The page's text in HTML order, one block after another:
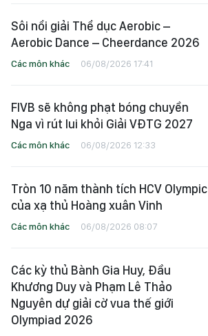
Sôi nổi giải Thể dục Aerobic –
Aerobic Dance – Cheerdance 2026
Các môn khác 06/08/2026 17:41
FIVB sẽ không phạt bóng chuyền
Nga vì rút lui khỏi Giải VĐTG 2027
Các môn khác 06/08/2026 12:33
Tròn 10 năm thành tích HCV Olympic
của xạ thủ Hoàng xuân Vinh
Các môn khác 06/08/2026 08:07
Các kỳ thủ Bành Gia Huy, Đầu
Khương Duy và Phạm Lê Thảo
Nguyên dự giải cờ vua thế giới
Olympiad 2026